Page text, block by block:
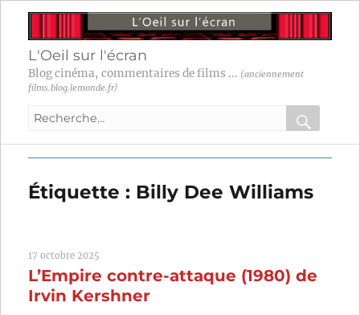
L'Oeil sur l'écran
Blog cinéma, commentaires de films ... (anciennement
films.blog.lemonde.fr)
Recherche
:
OK
Étiquette : Billy Dee Williams
17 octobre 2025
L’Empire contre-attaque (1980) de
Irvin Kershner